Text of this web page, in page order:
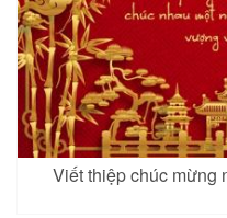
Viết thiệp chúc mừng